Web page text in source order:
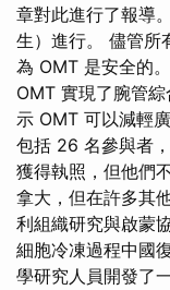
章對此進行了報導
生）進行。 儘管所
為 OMT 是安全的
OMT 實現了腕管綜
示 OMT 可以減輕
包括 26 名參與者
獲得執照，但他們
拿大，但在許多其
利組織研究與啟蒙
細胞冷凍過程中國
學研究人員開發了